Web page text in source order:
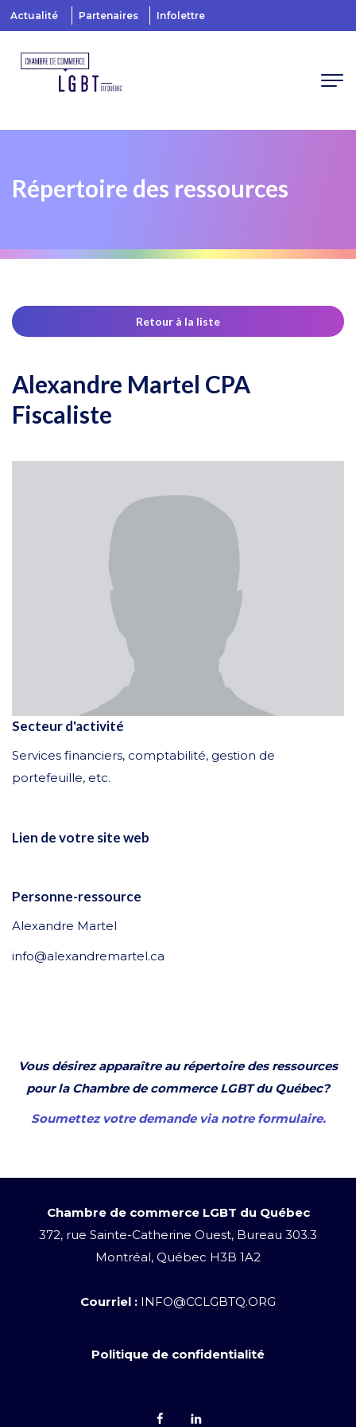
Actualité Partenaires Infolettre
Répertoire des ressources
Retour à la liste
Alexandre Martel CPA
Fiscaliste
Secteur d'activité
Services financiers, comptabilité, gestion de
portefeuille, etc.
Lien de votre site web
Personne-ressource
Alexandre Martel
info@alexandremartel.ca
Vous désirez apparaître au répertoire des ressources
pour la Chambre de commerce LGBT du Québec?
Soumettez votre demande via notre formulaire.
Chambre de commerce LGBT du Québec
372, rue Sainte-Catherine Ouest, Bureau 303.3
Montréal, Québec H3B 1A2
Courriel : INFO@CCLGBTQ.ORG
Politique de confidentialité